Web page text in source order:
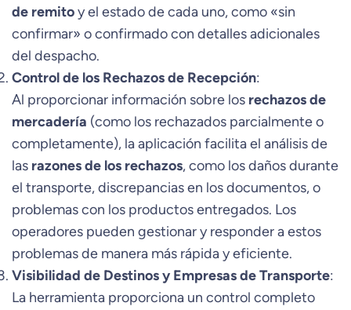
de remitoy el estado de cada uno, como «sin
confirmar» o confirmado con detalles adicionales
del despacho.
Control de los Rechazos de Recepción:
Al proporcionar información sobre los rechazos de
mercadería (como los rechazados parcialmente o
completamente), la aplicación facilita el análisis de
las razones de los rechazos, como los daños durante
el transporte, discrepancias en los documentos, o
problemas con los productos entregados. Los
operadores pueden gestionar y responder a estos
problemas de manera más rápida y eficiente.
Visibilidad de Destinos y Empresas de Transporte:
La herramienta proporciona un control completo